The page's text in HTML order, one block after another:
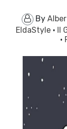
By
EldaStyle · Il
·